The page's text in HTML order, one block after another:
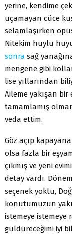
yerine, kendime
uçamayan cüce
selamlaşırken
Nitekim huylu
sonra sağ
mengene gibi
lise yıllarından
Aileme yakışan
tamamlamış
veda ettim.
Göz açıp
olsa fazla bir
çıkmış ve yeni
detay vardı.
seçenek yoktu,
konutumuzun
istemeye istemeye
güldüreceğimi iyi